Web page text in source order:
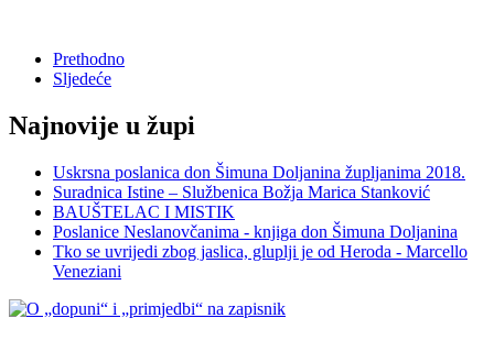
Prethodno
Sljedeće
Najnovije u župi
Uskrsna poslanica don Šimuna Doljanina župljanima 2018.
Suradnica Istine – Službenica Božja Marica Stanković
BAUŠTELAC I MISTIK
Poslanice Neslanovčanima - knjiga don Šimuna Doljanina
Tko se uvrijedi zbog jaslica, gluplji je od Heroda - Marcello
Veneziani